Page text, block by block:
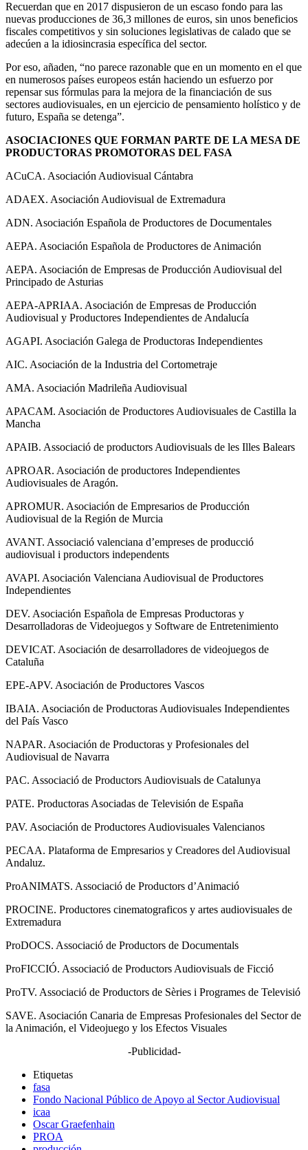
Recuerdan que en 2017 dispusieron de un escaso fondo para las
nuevas producciones de 36,3 millones de euros, sin unos beneficios
fiscales competitivos y sin soluciones legislativas de calado que se
adecúen a la idiosincrasia específica del sector.
Por eso, añaden, “no parece razonable que en un momento en el que
en numerosos países europeos están haciendo un esfuerzo por
repensar sus fórmulas para la mejora de la financiación de sus
sectores audiovisuales, en un ejercicio de pensamiento holístico y de
futuro, España se detenga”.
ASOCIACIONES QUE FORMAN PARTE DE LA MESA DE
PRODUCTORAS PROMOTORAS DEL FASA
ACuCA. Asociación Audiovisual Cántabra
ADAEX. Asociación Audiovisual de Extremadura
ADN. Asociación Española de Productores de Documentales
AEPA. Asociación Española de Productores de Animación
AEPA. Asociación de Empresas de Producción Audiovisual del
Principado de Asturias
AEPA-APRIAA. Asociación de Empresas de Producción
Audiovisual y Productores Independientes de Andalucía
AGAPI. Asociación Galega de Productoras Independientes
AIC. Asociación de la Industria del Cortometraje
AMA. Asociación Madrileña Audiovisual
APACAM. Asociación de Productores Audiovisuales de Castilla la
Mancha
APAIB. Associació de productors Audiovisuals de les Illes Balears
APROAR. Asociación de productores Independientes
Audiovisuales de Aragón.
APROMUR. Asociación de Empresarios de Producción
Audiovisual de la Región de Murcia
AVANT. Associació valenciana d’empreses de producció
audiovisual i productors independents
AVAPI. Asociación Valenciana Audiovisual de Productores
Independientes
DEV. Asociación Española de Empresas Productoras y
Desarrolladoras de Videojuegos y Software de Entretenimiento
DEVICAT. Asociación de desarrolladores de videojuegos de
Cataluña
EPE-APV. Asociación de Productores Vascos
IBAIA. Asociación de Productoras Audiovisuales Independientes
del País Vasco
NAPAR. Asociación de Productoras y Profesionales del
Audiovisual de Navarra
PAC. Associació de Productors Audiovisuals de Catalunya
PATE. Productoras Asociadas de Televisión de España
PAV. Asociación de Productores Audiovisuales Valencianos
PECAA. Plataforma de Empresarios y Creadores del Audiovisual
Andaluz.
ProANIMATS. Associació de Productors d’Animació
PROCINE. Productores cinematograficos y artes audiovisuales de
Extremadura
ProDOCS. Associació de Productors de Documentals
ProFICCIÓ. Associació de Productors Audiovisuals de Ficció
ProTV. Associació de Productors de Sèries i Programes de Televisió
SAVE. Asociación Canaria de Empresas Profesionales del Sector de
la Animación, el Videojuego y los Efectos Visuales
-Publicidad-
Etiquetas
fasa
Fondo Nacional Público de Apoyo al Sector Audiovisual
icaa
Oscar Graefenhain
PROA